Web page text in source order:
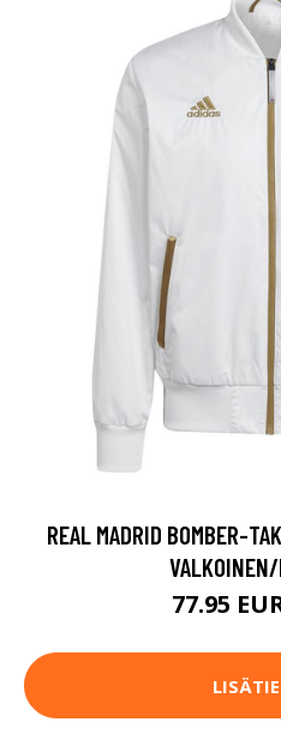
REAL MADRID BOMBER-
77.95